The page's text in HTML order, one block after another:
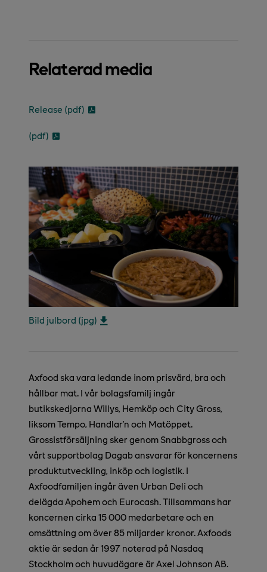
Relaterad media
Release (pdf)
(pdf)
Bild julbord (jpg)
Axfood ska vara ledande inom prisvärd, bra och
hållbar mat. I vår bolagsfamilj ingår
butikskedjorna Willys, Hemköp och City Gross,
liksom Tempo, Handlar’n och Matöppet.
Grossistförsäljning sker genom Snabbgross och
vårt supportbolag Dagab ansvarar för koncernens
produktutveckling, inköp och logistik. I
Axfoodfamiljen ingår även Urban Deli och
delägda Apohem och Eurocash. Tillsammans har
koncernen cirka 15 000 medarbetare och en
omsättning om över 85 miljarder kronor. Axfoods
aktie är sedan år 1997 noterad på Nasdaq
Stockholm och huvudägare är Axel Johnson AB.